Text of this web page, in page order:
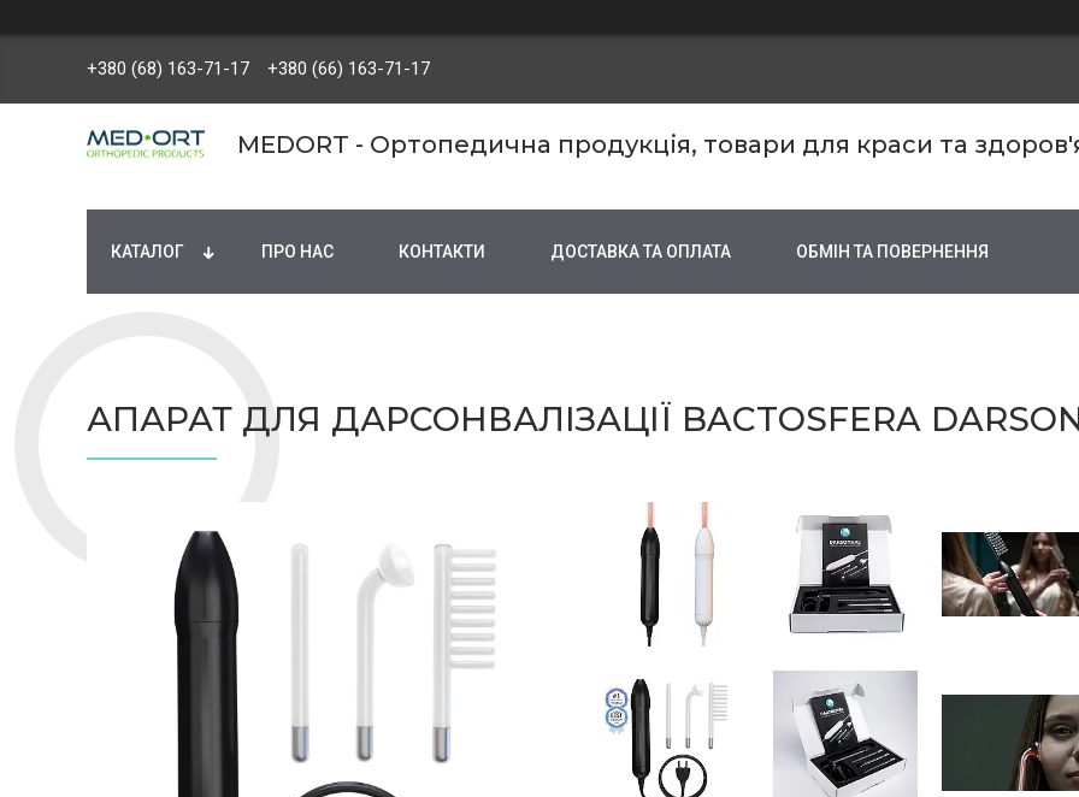
+380 (68) 163-71-17 +380 (66) 163-71-17
MEDORT - Ортопедична продукція, товари для краси та
КАТАЛОГ ПРО НАС КОНТАКТИ ДОСТАВКА ТА ОПЛАТА ОБМІН ТА ПОВЕРНЕННЯ
АПАРАТ ДЛЯ ДАРСОНВАЛІЗАЦІЇ BACTOSFERA